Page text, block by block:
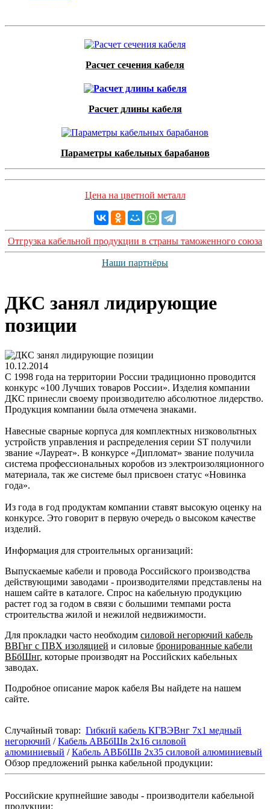
Расчет сечения кабеля
Расчет длины кабеля
Параметры кабельных барабанов
Цена на цветной металл
Отгрузка кабельной продукции в страны таможенного союза
Наши партнёры
ДКС занял лидирующие
позиции
10.12.2014
С 1998 года на территории России традиционно проводится
конкурс «100 Лучших товаров России». Изделия компании
ДКС принесли своему производителю абсолютное лидерство.
Продукция компании была отмечена знаками.
Навесные сварные корпуса для комплектных низковольтных
устройств управления и распределения серии ST получили
звание «Лауреат». В конкурсе «Дипломат» звание получила
система профессиональных коробов из электроизоляционного
материала, так же системе был присвоен статус «Новинка
года».
Из года в год продуктам компании ставят высокую оценку на
конкурсе. Это говорит в первую очередь о высоком качестве
изделий.
Информация для строительных организаций:
Выпускаемые кабели и провода Российского производства
действующими заводами - производителями представлены на
нашем сайте в каталоге. Спрос на кабельную продукцию
растет год за годом в связи с большими темпами роста
строительства жилой и нежилой недвижимости.
Для прокладки часто необходим силовой негорючий кабель
ВВГнг с ПВХ изоляцией и силовые бронированные кабели
ВБбШнг, которые производят на Российских кабельных
заводах.
Подробное описание марок кабеля Вы найдете на нашем
сайте.
Случайный товар: Гибкий кабель КГВЭВнг 7х1 медный
негорючий /Кабель АВБбШв 2х16 силовой
алюминиевый /Кабель АВБбШв 2х35 силовой алюминиевый
Обзор предложений рынка кабельной продукции:
Российские крупнейшие заводы - производители кабельной
продукции: